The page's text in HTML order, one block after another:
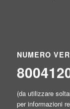
NUMERO
(da utilizzare
per informazioni